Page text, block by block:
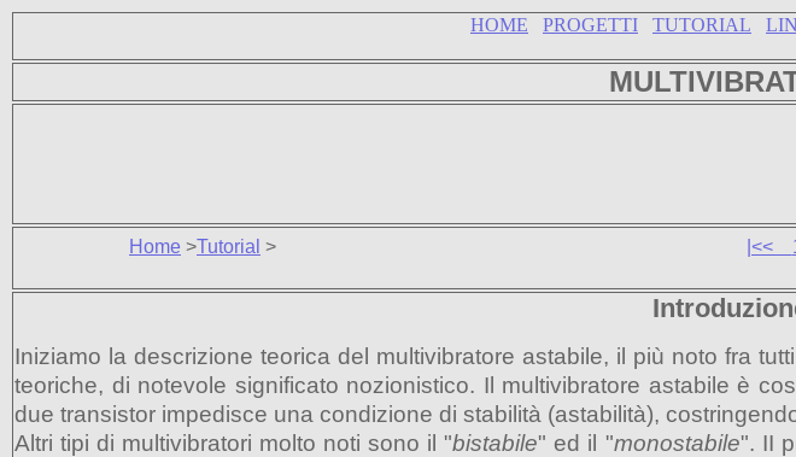
HOME PROGETTI TUTORIAL
Home >Tutorial > |<<
Iniziamo la descrizione teorica del multivibratore astabile, il più noto fra
teoriche, di notevole significato nozionistico. Il multivibratore astabile è
due transistor impedisce una condizione di stabilità (astabilità),
Altri tipi di multivibratori molto noti sono il "bistabile" ed il "monostabile". II